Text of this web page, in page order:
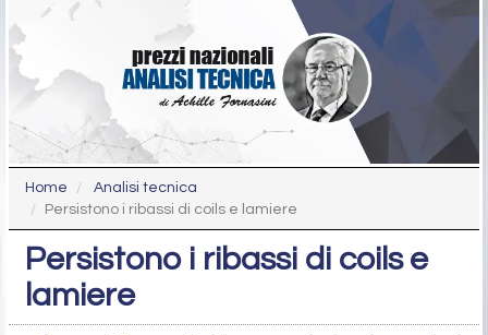
Home
Analisi tecnica
Persistono i ribassi di coils e lamiere
Persistono i ribassi di coils e
lamiere